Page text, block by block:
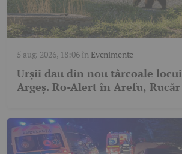
5 aug. 2026, 18:06în Evenimente
Urșii dau din nou târcoale
Argeș. Ro-Alert în Arefu,